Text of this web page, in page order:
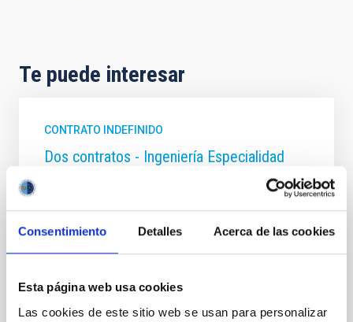
Consentimiento Detalles Acerca de las cookies
Esta página web usa cookies
Las cookies de este sitio web se usan para personalizar
Te puede interesar
CONTRATO INDEFINIDO
Dos contratos - Ingeniería Especialidad
de la Ley 14/2011, de 1 de junio, de la Ciencia, la
Tecnología y la Innovación), fuera de convenio, por el
otras, las siguientes funciones: Dentro del equipo de